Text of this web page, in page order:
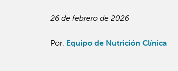
26 de febrero de 2026
Por: Equipo de Nutrición Clínica